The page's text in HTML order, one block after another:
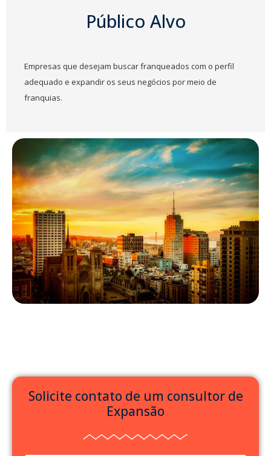
Público Alvo
Empresas que desejam buscar franqueados com o perfil
adequado e expandir os seus negócios por meio de
franquias.
Solicite contato de um consultor de
Expansão